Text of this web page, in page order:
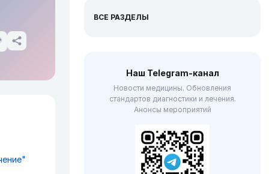
ВСЕ РАЗДЕЛЫ
Наш Telegram-канал
Новости медицины. Обновления
стандартов диагностики и лечения.
Анонсы мероприятий